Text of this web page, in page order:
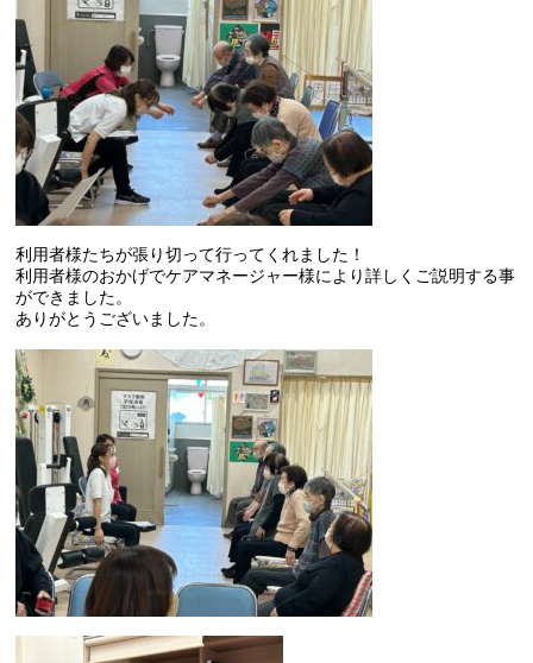
利用者様たちが張り切って行ってくれました！
利用者様のおかげでケアマネージャー様により詳しくご説明する事
ができました。
ありがとうございました。